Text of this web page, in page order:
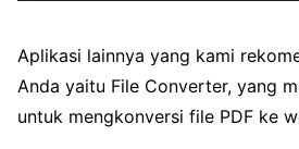
Aplikasi lainnya yang kami
Anda yaitu File Converter, yang
untuk mengkonversi file PDF ke